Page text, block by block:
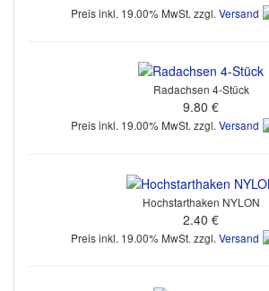
Preis inkl. 19.00% MwSt. zzgl. Versand
Radachsen 4-Stück
9.80 €
Preis inkl. 19.00% MwSt. zzgl. Versand
Hochstarthaken NYLON
2.40 €
Preis inkl. 19.00% MwSt. zzgl. Versand